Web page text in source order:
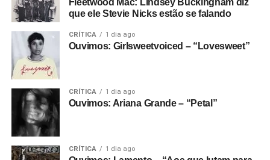
Fleetwood Mac: Lindsey Buckingham diz
que ele Stevie Nicks estão se falando
CRÍTICA 1 dia ago
Ouvimos: Girlsweetvoiced – “Lovesweet”
CRÍTICA 1 dia ago
Ouvimos: Ariana Grande – “Petal”
CRÍTICA 1 dia ago